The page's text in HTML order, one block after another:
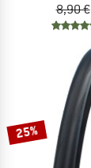
8,90 €
25%